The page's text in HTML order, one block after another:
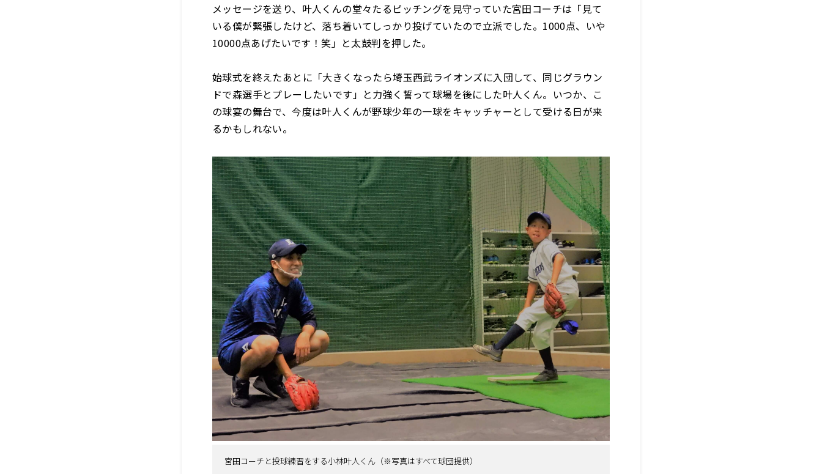
メッセージを送り、叶人くんの堂々たるピッチングを見守っていた宮田コーチは「見て
いる僕が緊張したけど、落ち着いてしっかり投げていたので立派でした。1000点、いや
10000点あげたいです！笑」と太鼓判を押した。
始球式を終えたあとに「大きくなったら埼玉西武ライオンズに入団して、同じグラウン
ドで森選手とプレーしたいです」と力強く誓って球場を後にした叶人くん。いつか、こ
の球宴の舞台で、今度は叶人くんが野球少年の一球をキャッチャーとして受ける日が来
るかもしれない。
宮田コーチと投球練習をする小林叶人くん（※写真はすべて球団提供）